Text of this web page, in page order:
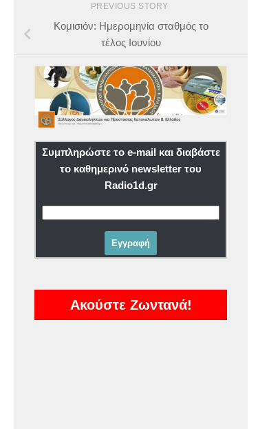
PREVIOUS STORY
Κομισιόν: Ημερομηνία σταθμός το
τέλος Ιουνίου
Συμπληρώστε το e-mail και διαβάστε
το καθημερινό newsletter του
Radio1d.gr
Ακούστε Ζωντανά!